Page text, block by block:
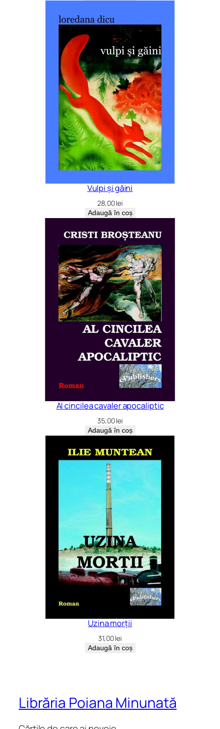
Vulpi și găini
28,00lei
Adaugă în coș
Al cincilea cavaler apocaliptic
35,00lei
Adaugă în coș
Uzina morții
31,00lei
Adaugă în coș
Librăria Poiana Minunată